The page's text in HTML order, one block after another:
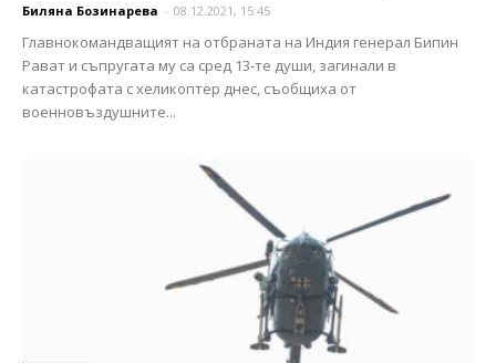
Биляна Бозинарева - 08.12.2021, 15:45
Главнокомандващият на отбраната на Индия генерал Бипин
Рават и съпругата му са сред 13-те души, загинали в
катастрофата с хеликоптер днес, съобщиха от
военновъздушните...